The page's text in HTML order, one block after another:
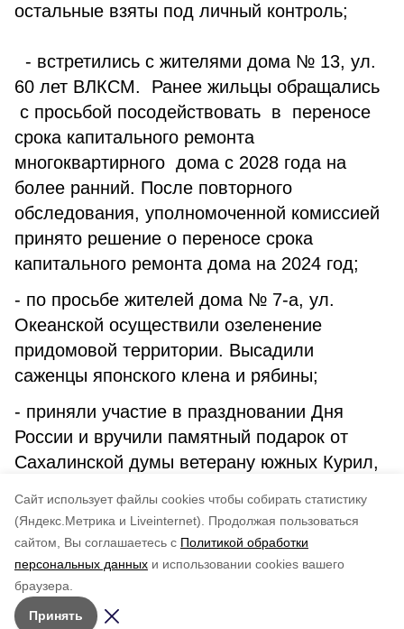
Cайт использует файлы cookies чтобы собирать статистику
(Яндекс.Метрика и Liveinternet).
Продолжая пользоваться
сайтом, Вы соглашаетесь с Политикой обработки
персональных данных и использовании cookies вашего
браузера.
Принять
остальные взяты под личный контроль;
- встретились с жителями дома № 13, ул.
60 лет ВЛКСМ. Ранее жильцы обращались
с просьбой посодействовать в переносе
срока капитального ремонта
многоквартирного дома с 2028 года на
более ранний. После повторного
обследования, уполномоченной комиссией
принято решение о переносе срока
капитального ремонта дома на 2024 год;
- по просьбе жителей дома № 7-а, ул.
Океанской осуществили озеленение
придомовой территории. Высадили
саженцы японского клена и рябины;
- приняли участие в праздновании Дня
России и вручили памятный подарок от
Сахалинской думы ветерану южных Курил,
района В. М. Суковатицыной.
по оценке
5